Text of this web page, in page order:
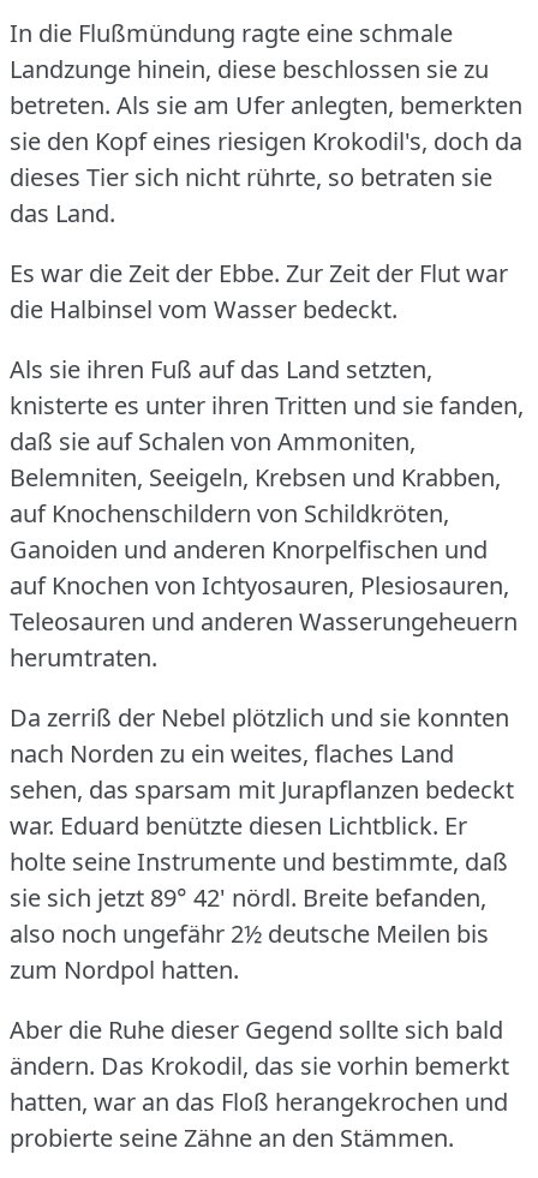
In die Flußmündung ragte eine schmale
Landzunge hinein, diese beschlossen sie zu
betreten. Als sie am Ufer anlegten, bemerkten
sie den Kopf eines riesigen Krokodil's, doch da
dieses Tier sich nicht rührte, so betraten sie
das Land.
Es war die Zeit der Ebbe. Zur Zeit der Flut war
die Halbinsel vom Wasser bedeckt.
Als sie ihren Fuß auf das Land setzten,
knisterte es unter ihren Tritten und sie fanden,
daß sie auf Schalen von Ammoniten,
Belemniten, Seeigeln, Krebsen und Krabben,
auf Knochenschildern von Schildkröten,
Ganoiden und anderen Knorpelfischen und
auf Knochen von Ichtyosauren, Plesiosauren,
Teleosauren und anderen Wasserungeheuern
herumtraten.
Da zerriß der Nebel plötzlich und sie konnten
nach Norden zu ein weites, flaches Land
sehen, das sparsam mit Jurapflanzen bedeckt
war. Eduard benützte diesen Lichtblick. Er
holte seine Instrumente und bestimmte, daß
sie sich jetzt 89° 42' nördl. Breite befanden,
also noch ungefähr 2½ deutsche Meilen bis
zum Nordpol hatten.
Aber die Ruhe dieser Gegend sollte sich bald
ändern. Das Krokodil, das sie vorhin bemerkt
hatten, war an das Floß herangekrochen und
probierte seine Zähne an den Stämmen.